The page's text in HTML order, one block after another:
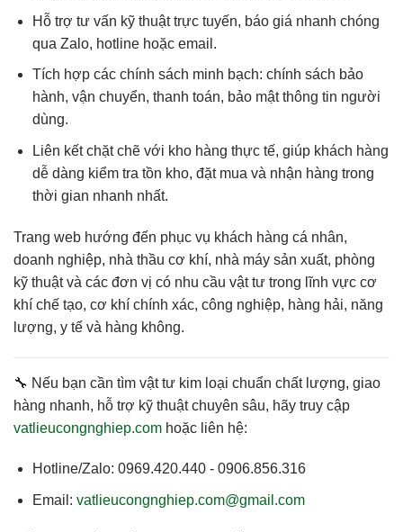
Hỗ trợ tư vấn kỹ thuật trực tuyến, báo giá nhanh chóng
qua Zalo, hotline hoặc email.
Tích hợp các chính sách minh bạch: chính sách bảo
hành, vận chuyển, thanh toán, bảo mật thông tin người
dùng.
Liên kết chặt chẽ với kho hàng thực tế, giúp khách hàng
dễ dàng kiểm tra tồn kho, đặt mua và nhận hàng trong
thời gian nhanh nhất.
Trang web hướng đến phục vụ khách hàng cá nhân,
doanh nghiệp, nhà thầu cơ khí, nhà máy sản xuất, phòng
kỹ thuật và các đơn vị có nhu cầu vật tư trong lĩnh vực cơ
khí chế tạo, cơ khí chính xác, công nghiệp, hàng hải, năng
lượng, y tế và hàng không.
🔧 Nếu bạn cần tìm vật tư kim loại chuẩn chất lượng, giao
hàng nhanh, hỗ trợ kỹ thuật chuyên sâu, hãy truy cập
vatlieucongnghiep.com hoặc liên hệ:
Hotline/Zalo: 0969.420.440 - 0906.856.316
Email: vatlieucongnghiep.com@gmail.com